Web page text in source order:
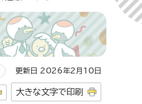
更新日 2026年2月10日
大きな文字で印刷